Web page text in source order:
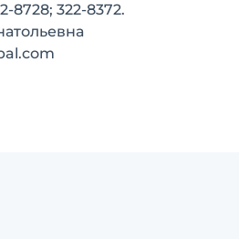
8728; 322-8372.